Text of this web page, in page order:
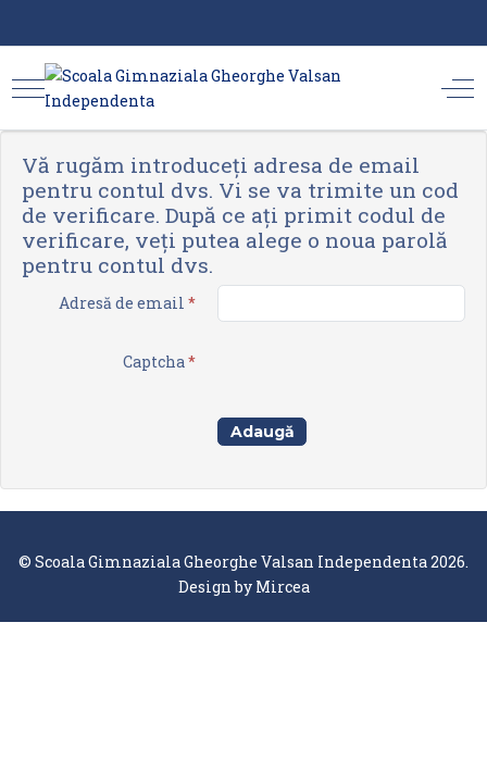
Vă rugăm introduceți adresa de email
pentru contul dvs. Vi se va trimite un cod
de verificare. După ce ați primit codul de
verificare, veți putea alege o noua parolă
pentru contul dvs.
Adresă de email *
Captcha *
Adaugă
© Scoala Gimnaziala Gheorghe Valsan Independenta 2026.
Design by Mircea